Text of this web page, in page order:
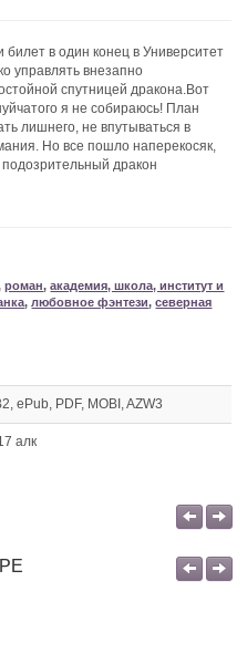
в один конец в Университет
управлять внезапно
спутницей дракона.Вот
я не собираюсь! План
лишнего, не впутываться в
Но все пошло наперекосяк,
подозрительный дракон
роман,академия, школа, институт и
, любовное фэнтези,северная
ePub, PDF, MOBI, AZW3
алк